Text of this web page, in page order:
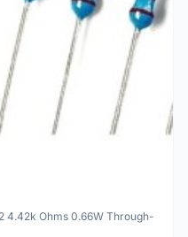
4.42k Ohms 0.66W Through-